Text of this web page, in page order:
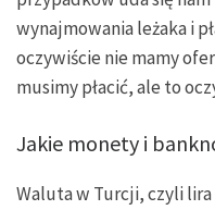
wynajmowania leżaka i
oczywiście nie mamy
musimy płacić, ale to
Jakie monety i
Waluta w Turcji, czyli